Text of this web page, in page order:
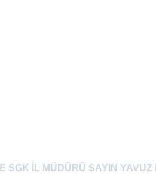
SGK İL MÜDÜRÜ SAYIN